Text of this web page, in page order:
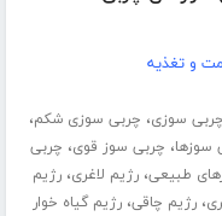
و تغذیه
چربی سوزی، چربی سوزی شکم،
سوزها، چربی سوز قوی، چربی
طبیعی،رژیم لاغری،رژیم
،رژیم چاقی،رژیم گیاه خوار